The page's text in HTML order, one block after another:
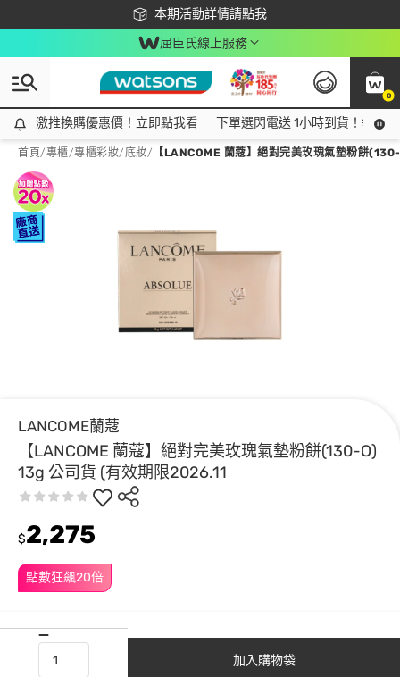
本期活動詳情請點我
下載app最高回饋$350
屈臣氏線上服務
0
激推換購優惠價！立即點我看
激推換購優惠價！立即點我看 下單選閃電送 1小時到貨！領神
首頁/專櫃/專櫃彩妝/底妝/ 【LANCOME 蘭蔻】絕對完美玫瑰氣墊粉餅
LANCOME蘭蔻
【LANCOME 蘭蔻】絕對完美玫瑰氣墊粉餅(130-O)
13g 公司貨 (有效期限2026.11
點數狂飆20倍
$2,275
加入購物袋